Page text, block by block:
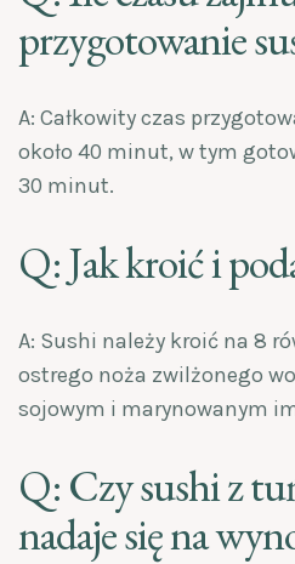
przygotowanie
A: Całkowity czas
około 40 minut, w tym
30 minut.
Q: Jak kroić i
A: Sushi należy kroić na 8
ostrego noża zwilżonego
sojowym i marynowanym
Q: Czy sushi z
nadaje się na